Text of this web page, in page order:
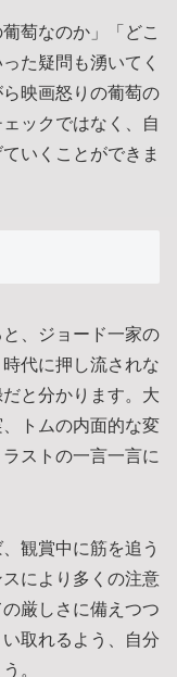
萄なのか」「どこ
た疑問も湧いてく
映画怒りの葡萄の
ックではなく、自
いくことができま
、ジョード一家の
代に押し流されな
と分かります。大
トムの内面的な変
ストの一言一言に
観賞中に筋を追う
により多くの注意
厳しさに備えつつ
取れるよう、自分
。